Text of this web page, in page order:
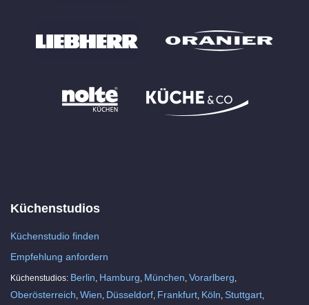
Küchenstudios
Küchenstudio finden
Empfehlung anfordern
Küchenstudios: Berlin Hamburg München Vorarlberg
Oberösterreich Wien Düsseldorf Frankfurt Köln Stuttgart